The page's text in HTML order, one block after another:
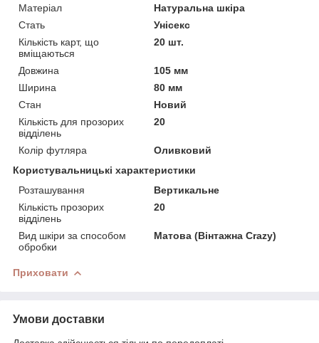
Матеріал
Натуральна шкіра
Стать
Унісекс
Кількість карт, що
вміщаються
20 шт.
Довжина
105 мм
Ширина
80 мм
Стан
Новий
Кількість для прозорих
відділень
20
Колір футляра
Оливковий
Користувальницькі характеристики
Розташування
Вертикальне
Кількість прозорих
відділень
20
Вид шкіри за способом
обробки
Матова (Вінтажна Crazy)
Приховати
Умови доставки